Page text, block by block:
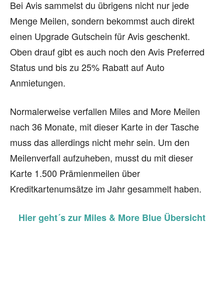
Bei Avis sammelst du übrigens nicht nur jede
Menge Meilen, sondern bekommst auch direkt
einen Upgrade Gutschein für Avis geschenkt.
Oben drauf gibt es auch noch den Avis Preferred
Status und bis zu 25% Rabatt auf Auto
Anmietungen.
Normalerweise verfallen Miles and More Meilen
nach 36 Monate, mit dieser Karte in der Tasche
muss das allerdings nicht mehr sein. Um den
Meilenverfall aufzuheben, musst du mit dieser
Karte 1.500 Prämienmeilen über
Kreditkartenumsätze im Jahr gesammelt haben.
Hier geht´s zur Miles & More Blue Übersicht